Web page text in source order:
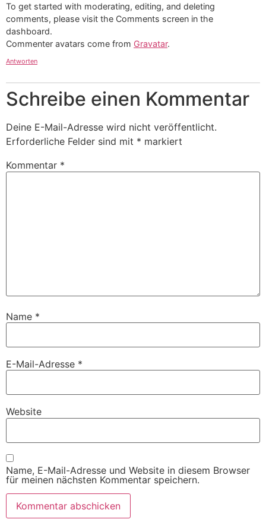
To get started with moderating, editing, and deleting
comments, please visit the Comments screen in the
dashboard.
Commenter avatars come from Gravatar.
Antworten
Schreibe einen Kommentar
Deine E-Mail-Adresse wird nicht veröffentlicht.
Erforderliche Felder sind mit * markiert
Kommentar *
Name *
E-Mail-Adresse *
Website
Name, E-Mail-Adresse und Website in diesem Browser
für meinen nächsten Kommentar speichern.